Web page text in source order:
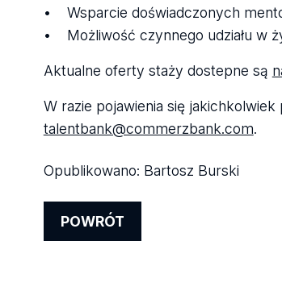
• Wsparcie doświadczonych
• Możliwość czynnego udziału w
Aktualne oferty staży dostepne są
W razie pojawienia się
talentbank@commerzbank.com.
Opublikowano: Bartosz Burski
POWRÓT